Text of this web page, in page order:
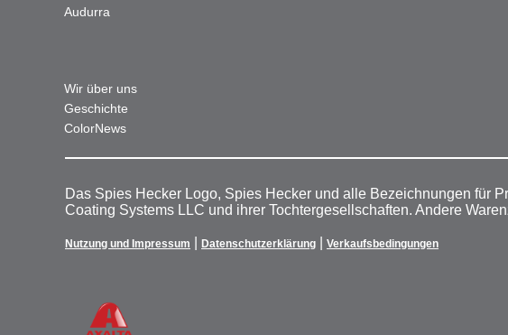
Audurra
Wir über uns
Geschichte
ColorNews
Das Spies Hecker Logo, Spies Hecker und alle Bezeichnungen für
Coating Systems LLC und ihrer Tochtergesellschaften. Andere
Nutzung und Impressum Datenschutzerklärung Verkaufsbedingungen